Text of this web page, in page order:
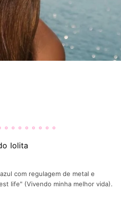
lolita
com regulagem de metal e
life" (Vivendo minha melhor vida).